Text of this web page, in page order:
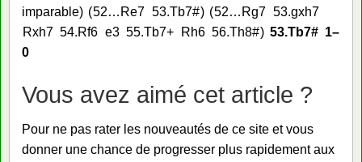
imparable
52… Re7 53.Tb7# 52… Rg7 53.gxh7
Rxh7 54.Rf6 e3 55.Tb7+ Rh6 56.Th8# 53.Tb7# 1–
0
Vous avez aimé cet article ?
Pour ne pas rater les nouveautés de ce site et vous
donner une chance de progresser plus rapidement aux